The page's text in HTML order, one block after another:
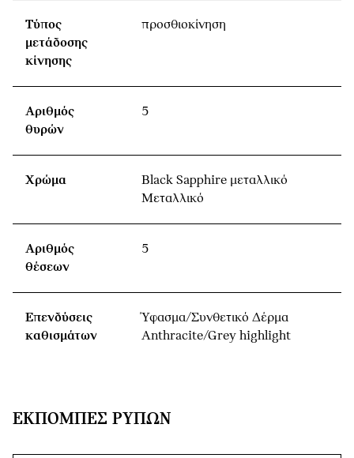
Τύπος
μετάδοσης
κίνησης
προσθιοκίνηση
Αριθμός
θυρών
5
Χρώμα
Black Sapphire μεταλλικό
Μεταλλικό
Αριθμός
θέσεων
5
Επενδύσεις
καθισμάτων
Ύφασμα/Συνθετικό Δέρμα
Anthracite/Grey highlight
ΕΚΠΟΜΠΈΣ ΡΎΠΩΝ